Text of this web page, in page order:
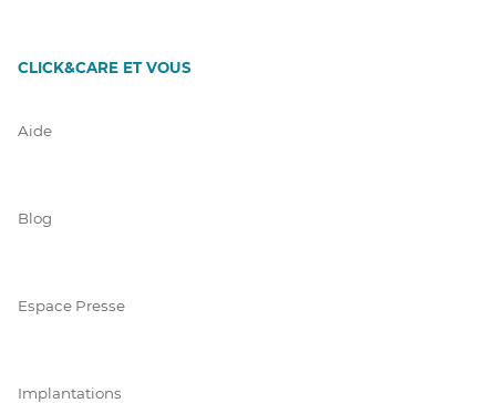
CLICK&CARE ET VOUS
Aide
Blog
Espace Presse
Implantations